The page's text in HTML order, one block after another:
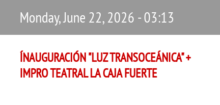
Monday, June 22, 2026 - 03:13
ÍNAUGURACIÓN "LUZ TRANSOCEÁNICA" +
IMPRO TEATRAL LA CAJA FUERTE